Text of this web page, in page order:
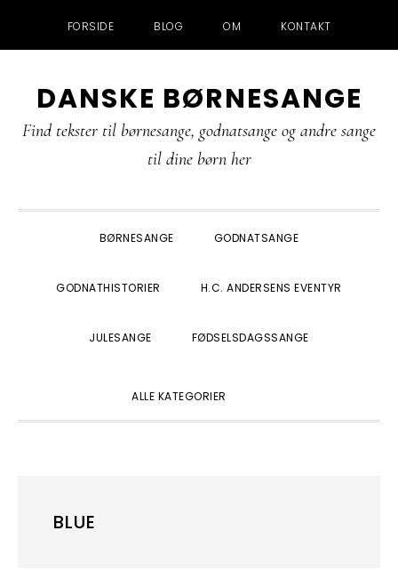
FORSIDE BLOG OM KONTAKT
direkte
til
indhold
direkte
til
direkte
til
DANSKE BØRNESANGE
Find tekster til børnesange, godnatsange og andre sange
til dine børn her
BØRNESANGE GODNATSANGE
GODNATHISTORIER H.C. ANDERSENS EVENTYR
JULESANGE FØDSELSDAGSSANGE
ALLE KATEGORIER
BLUE